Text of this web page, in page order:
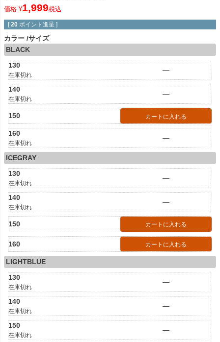
価格 ¥1,999税込
[ 20 ポイント進呈 ]
カラー サイズ
BLACK
130
在庫切れ
—
140
在庫切れ
—
150 カートに入れる
160
在庫切れ
—
ICEGRAY
130
在庫切れ
—
140
在庫切れ
—
150 カートに入れる
160 カートに入れる
LIGHTBLUE
130
在庫切れ
—
140
在庫切れ
—
150
在庫切れ
—